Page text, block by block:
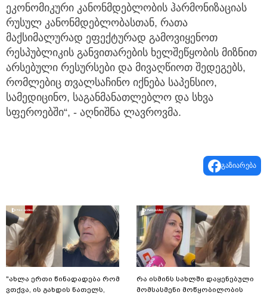
ეკონომიკური კანონმდებლობის ჰარმონიზაციას
რუსულ კანონმდებლობასთან, რათა
მაქსიმალურად ეფექტურად გამოვიყენოთ
რესპუბლიკის განვითარების ხელშეწყობის მიზნით
არსებული რესურსები და მივაღწიოთ შედეგებს,
რომლებიც თვალსაჩინო იქნება საპენსიო,
სამედიცინო, საგანმანათლებლო და სხვა
სფეროებში“, - აღნიშნა ლავროვმა.
გაზიარება
"ახლა ერთი წინადადება რომ
ვთქვა, ის გახდის ნათელს,
რა ისმინს სახლში დაყენებული
მომსასმენი მოწყობილობის